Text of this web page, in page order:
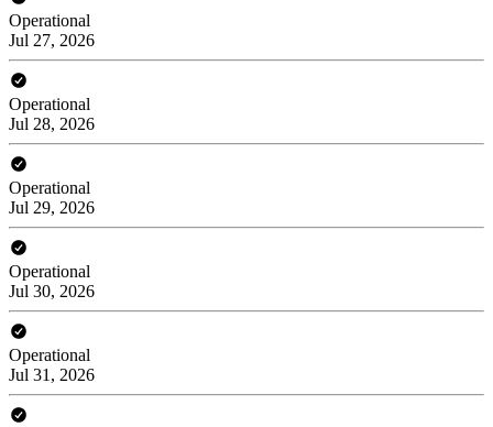
Operational
Jul 27, 2026
Operational
Jul 28, 2026
Operational
Jul 29, 2026
Operational
Jul 30, 2026
Operational
Jul 31, 2026